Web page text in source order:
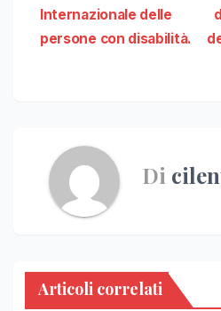
Internazionale delle
persone con disabilità.
Di
Articoli correlati